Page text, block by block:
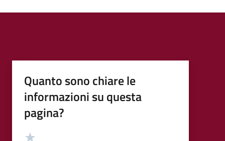
Quanto sono chiare le
informazioni su questa
pagina?
Valutazione